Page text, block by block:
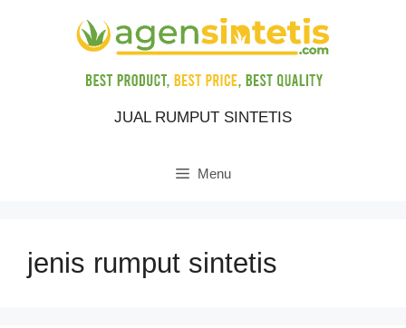
JUAL RUMPUT SINTETIS
Menu
jenis rumput sintetis